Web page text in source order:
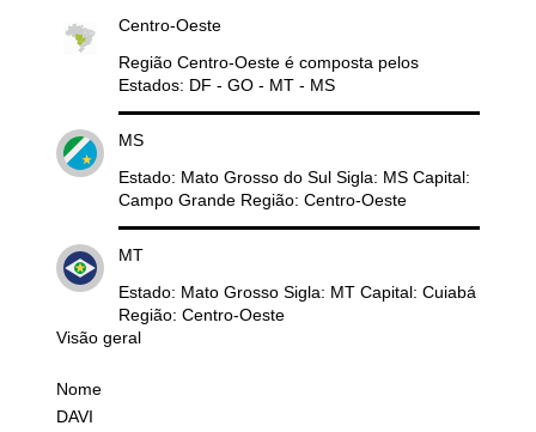
Centro-Oeste
Região Centro-Oeste é composta pelos
Estados: DF - GO - MT - MS
MS
Estado: Mato Grosso do Sul Sigla: MS Capital:
Campo Grande Região: Centro-Oeste
MT
Estado: Mato Grosso Sigla: MT Capital: Cuiabá
Região: Centro-Oeste
Visão geral
Nome
DAVI